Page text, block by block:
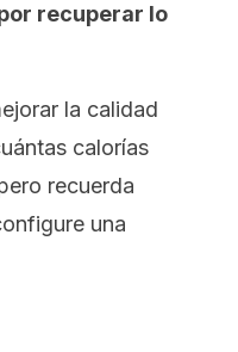
recuperar lo
la calidad
calorías
recuerda
una